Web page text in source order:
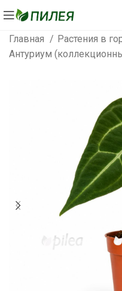
Главная Растения в
Антуриум